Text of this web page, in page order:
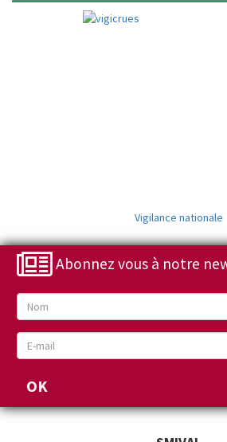
Vigilance nationale
Abonnez vous à notre